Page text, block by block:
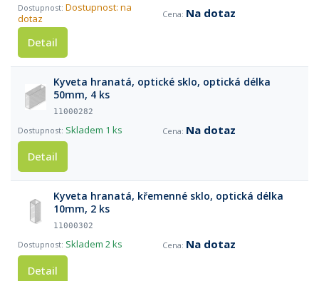
Dostupnost: na
dotaz
Na dotaz
Detail
Kyveta hranatá, optické sklo, optická délka
50mm, 4 ks
11000282
Skladem 1 ks
Na dotaz
Detail
Kyveta hranatá, křemenné sklo, optická délka
10mm, 2 ks
11000302
Skladem 2 ks
Na dotaz
Detail